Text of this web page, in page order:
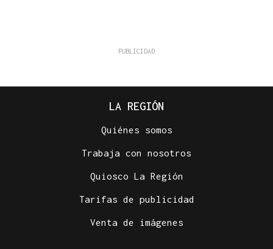
LA REGIÓN
Quiénes somos
Trabaja con nosotros
Quiosco La Región
Tarifas de publicidad
Venta de imágenes